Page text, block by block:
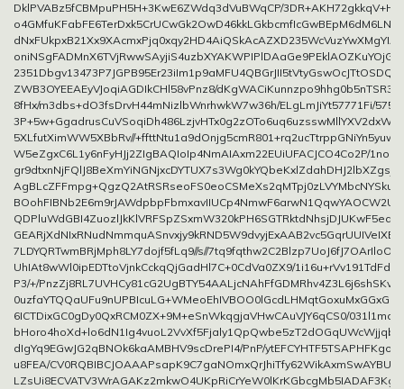
DklPVABz5fCBMpuPH5H+3KwE6ZWdq3dVuBWqCP/
ZWB3OYEEAEyVJoqiAGDIkCHl58vPnz8/
8fHx/m3dbs+dO3fsDrvH44mNizlbWnrhwkW7w36h/ELgLmJiYt57771Fi/
5XLfutXimWW5XBbRv//
W5eZgxC6L1y6nFyHJj2ZIgBAQIoIp4NmAIAxm22EUiUFACJCO4Co2P/
7LDYQRTwmBRjMph8LY7dojf5fLq9//s//
UhIAt8wWl0ipEDTtoVjnkCckqQjGadHl7C+0CdVa0ZX9/
P3/+/
6ICTDixGC0gDy0QxRCM0ZX+9M+eSnWkqgjaVHwCAuVJY6qCS0/
dIgYq9EGwJG2qBNOk6kaAMBHV9scDrePI4/PnP/
u8FEA/